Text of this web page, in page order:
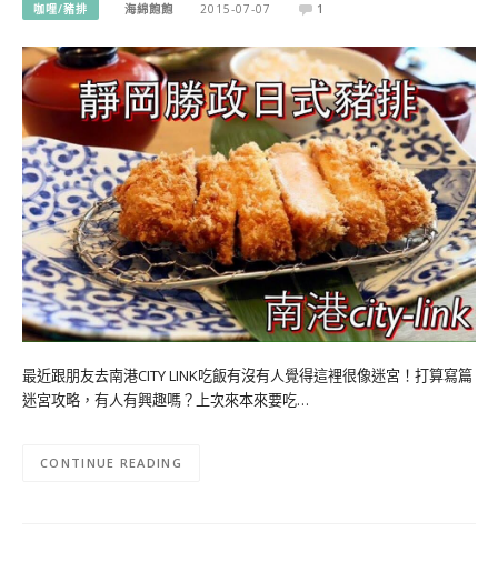
咖哩/豬排 海綿飽飽 2015-07-07 1
最近跟朋友去南港CITY LINK吃飯有沒有人覺得這裡很像迷宮！打算寫篇
迷宮攻略，有人有興趣嗎？上次來本來要吃…
CONTINUE READING